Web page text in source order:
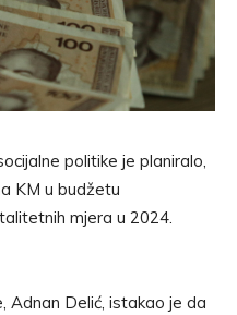
politike je planiralo,
KM u budžetu
mjera u 2024.
Adnan Delić, istakao je da